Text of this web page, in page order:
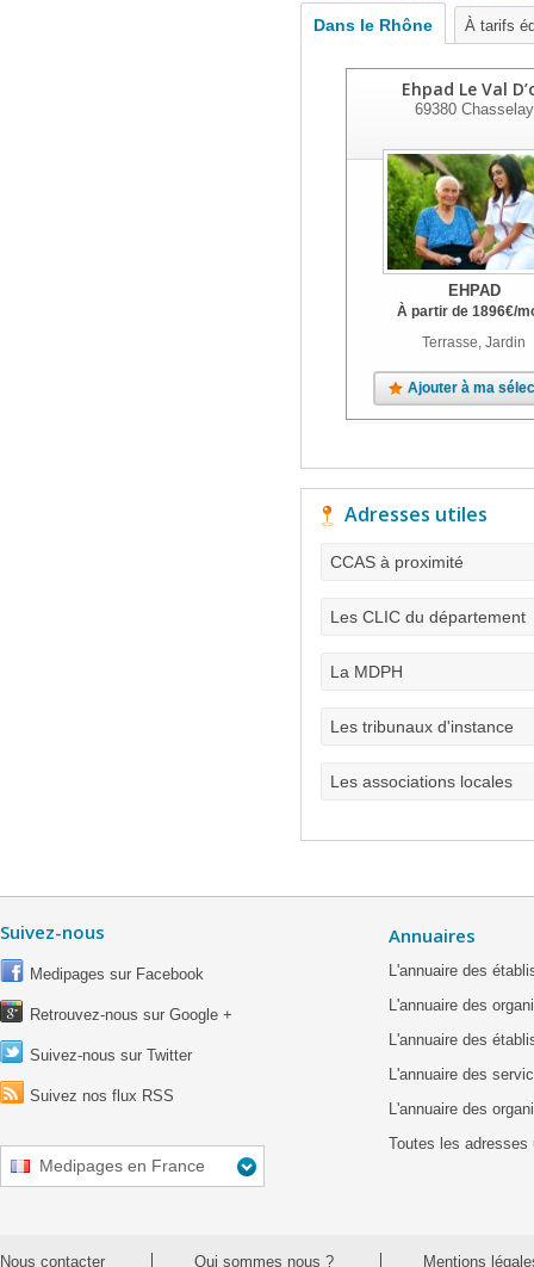
Dans le Rhône À tarifs
Ehpad Le Val
69380Chasselay
EHPAD
À partir de 1896€/
Terrasse, Jardin
Ajouter à ma
Adresses utiles
CCAS à proximité
Les CLIC du département
La MDPH
Les tribunaux d'instance
Les associations locales
Suivez-nous
Medipages sur Facebook
Retrouvez-nous sur Google +
Suivez-nous sur Twitter
Suivez nos flux RSS
Medipages en France
Annuaires
L'annuaire des
L'annuaire des
L'annuaire des
L'annuaire des
L'annuaire des
Toutes les adresses
Nous contacter Qui sommes nous ? Mentions